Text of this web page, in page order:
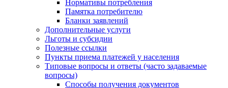
Нормативы потребления
Памятка потребителю
Бланки заявлений
Дополнительные услуги
Льготы и субсидии
Полезные ссылки
Пункты приема платежей у населения
Типовые вопросы и ответы (часто задаваемые
вопросы)
Способы получения документов